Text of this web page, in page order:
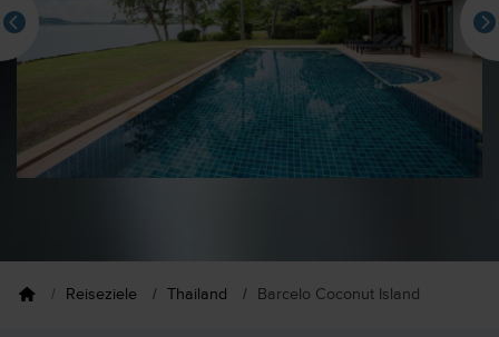
Reiseziele Thailand Barcelo Coconut Island